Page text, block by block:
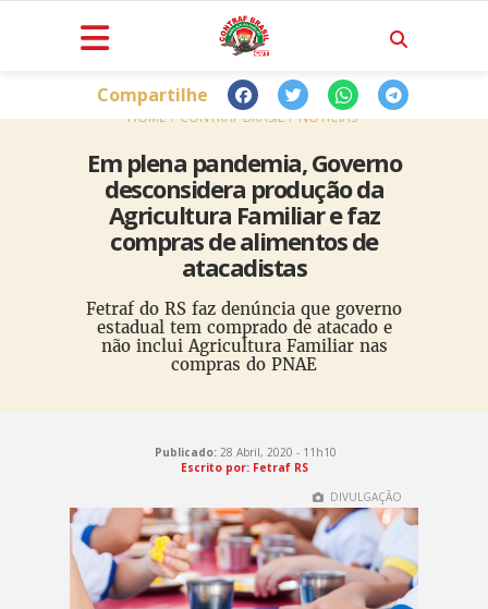
HOME CONTRAF BRASIL NOTÍCIAS
Em plena pandemia, Governo
desconsidera produção da
Agricultura Familiar e faz
compras de alimentos de
atacadistas
Fetraf do RS faz denúncia que governo
estadual tem comprado de atacado e
não inclui Agricultura Familiar nas
compras do PNAE
Compartilhe
Publicado: 28 Abril, 2020 - 11h10
Escrito por: Fetraf RS
DIVULGAÇÃO